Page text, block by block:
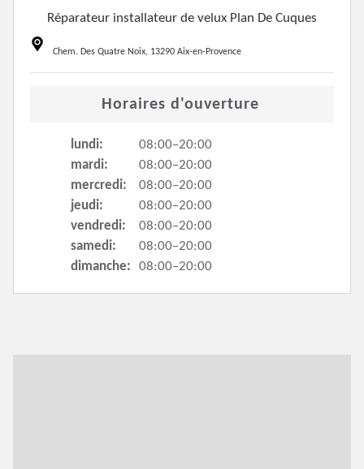
Réparateur installateur de velux Plan De Cuques
Chem. Des Quatre Noix, 13290 Aix-en-Provence
Horaires d'ouverture
lundi:
08:00–20:00
mardi:
08:00–20:00
mercredi:
08:00–20:00
jeudi:
08:00–20:00
vendredi:
08:00–20:00
samedi:
08:00–20:00
dimanche:
08:00–20:00